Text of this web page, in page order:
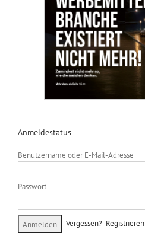
Anmeldestatus
Benutzername oder E-Mail-Adresse
Passwort
Vergessen? Registrieren